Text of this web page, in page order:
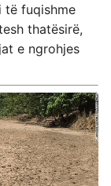
të fuqishme
thatësirë,
e ngrohjes